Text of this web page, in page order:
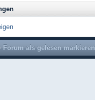
Forum als gelesen markieren